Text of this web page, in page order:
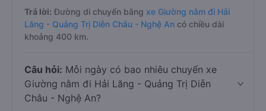
Trả lời: Đường di chuyển bằng xe Giường nằm đi Hải
Lăng - Quảng Trị Diễn Châu - Nghệ An có chiều dài
khoảng 400 km.
Câu hỏi: Mỗi ngày có bao nhiêu chuyến xe
Giường nằm đi Hải Lăng - Quảng Trị Diễn
Châu - Nghệ An?